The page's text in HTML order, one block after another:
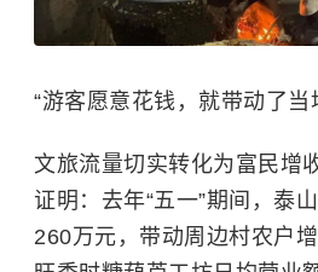
“游客愿意花钱，就带动了当
文旅流量切实转化为富民增
证明：去年“五一”期间，泰
260万元，带动周边村农户